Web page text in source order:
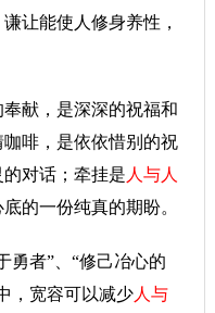
让能使人修身养性，
献，是深深的祝福和
啡，是依依惜别的祝
对话；牵挂是 人与人
的一份纯真的期盼。
勇者”、“修己冶心的
，宽容可以减少人与